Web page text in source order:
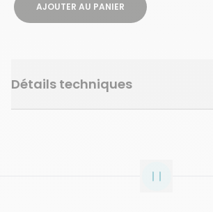
AJOUTER AU PANIER
Détails techniques